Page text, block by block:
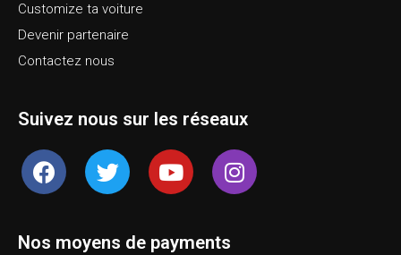
Customize ta voiture
Devenir partenaire
Contactez nous
Suivez nous sur les réseaux
Nos moyens de payments